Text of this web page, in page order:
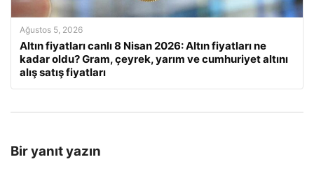
Ağustos 5, 2026
Altın fiyatları canlı 8 Nisan 2026: Altın fiyatları ne
kadar oldu? Gram, çeyrek, yarım ve cumhuriyet altını
alış satış fiyatları
Bir yanıt yazın